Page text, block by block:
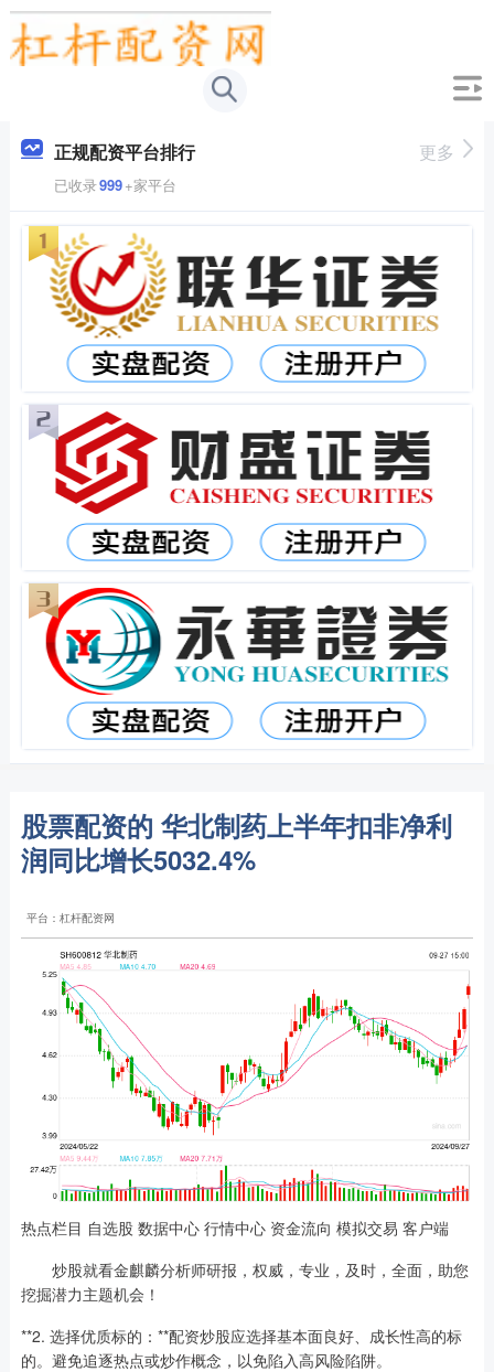
正规配资平台排行
已收录999+家平台
更多
股票配资的 华北制药上半年扣非净利
润同比增长5032.4%
平台：杠杆配资网
热点栏目 自选股 数据中心 行情中心 资金流向 模拟交易 客户端
炒股就看金麒麟分析师研报，权威，专业，及时，全面，助您
挖掘潜力主题机会！
**2. 选择优质标的：**配资炒股应选择基本面良好、成长性高的标
的。避免追逐热点或炒作概念，以免陷入高风险陷阱。